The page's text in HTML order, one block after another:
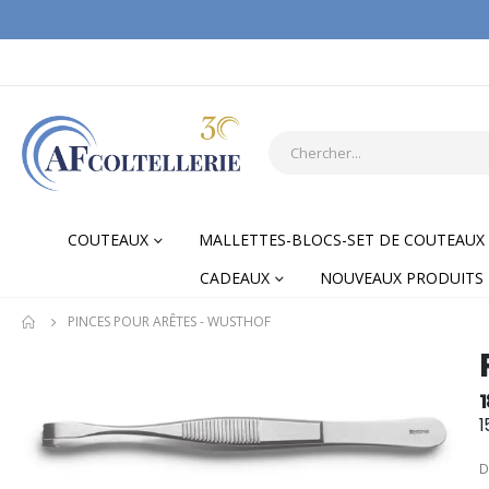
COUTEAUX MALLETTES-BLOCS-SET DE COUTEAUX
CADEAUX
NOUVEAUX PRODUITS
PINCES POUR ARÊTES - WUSTHOF
end
Skip